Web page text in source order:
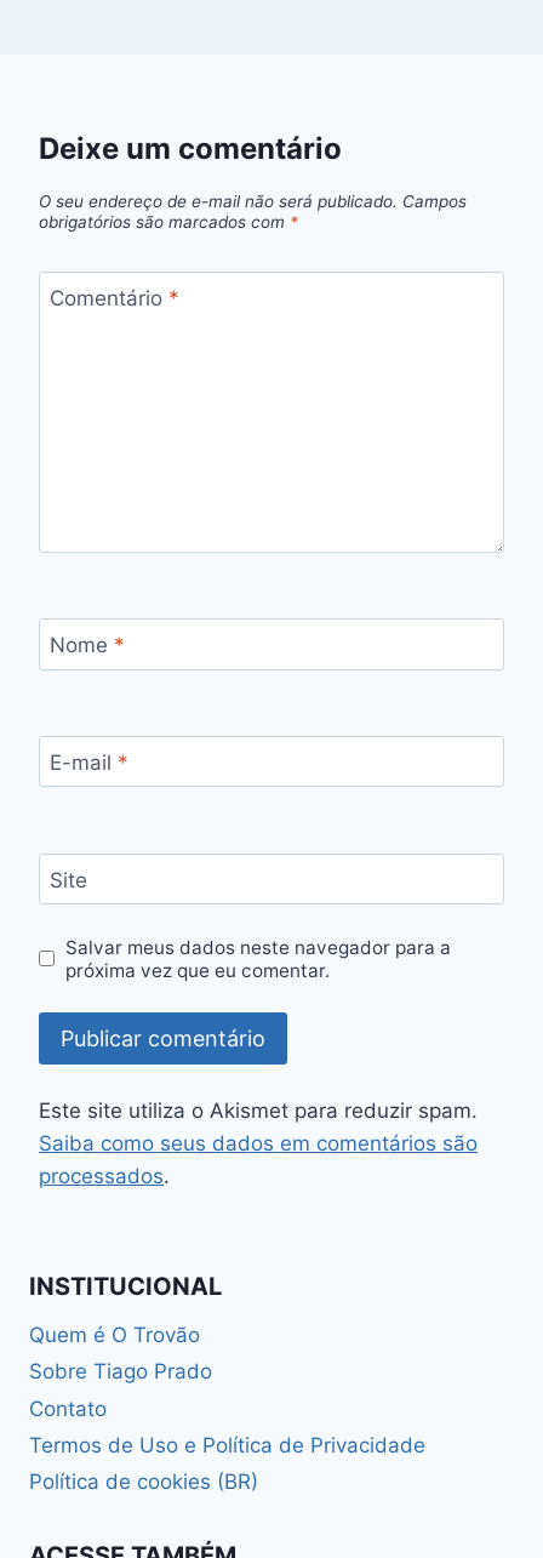
Deixe um comentário
O seu endereço de e-mail não será publicado. Campos
obrigatórios são marcados com *
Comentário *
Nome *
E-mail *
Site
Salvar meus dados neste navegador para a
próxima vez que eu comentar.
Este site utiliza o Akismet para reduzir spam.
Saiba como seus dados em comentários são
processados.
INSTITUCIONAL
Quem é O Trovão
Sobre Tiago Prado
Contato
Termos de Uso e Política de Privacidade
Política de cookies (BR)